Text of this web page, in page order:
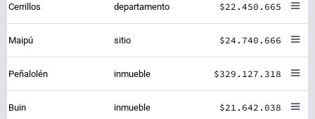
Cerrillos departamento $22.450.665
Maipú sitio $24.740.666
Peñalolén inmueble $329.127.318
Buin inmueble $21.642.038